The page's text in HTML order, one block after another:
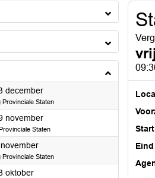
december2024
Provinciale Staten
november2024
Staten
2024
Provinciale Staten
oktober2024
Start
Eind